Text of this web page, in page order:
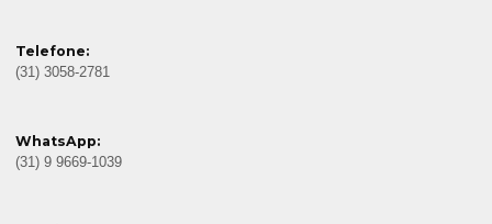
Telefone:
(31) 3058-2781
WhatsApp:
(31) 9 9669-1039